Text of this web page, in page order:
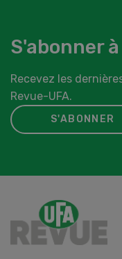
S'abonner
Recevez les
Revue-UFA.
S'ABONNER